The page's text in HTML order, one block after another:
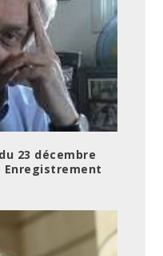
23 décembre
Enregistrement